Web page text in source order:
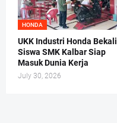
HONDA
UKK Industri Honda Bekali
Siswa SMK Kalbar Siap
Masuk Dunia Kerja
July 30, 2026